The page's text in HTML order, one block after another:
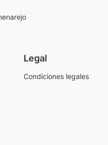
Legal
Condiciones legales